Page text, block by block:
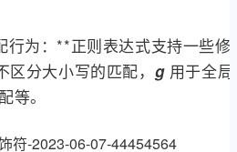
行为：**正则表达式支持一些修
分大小写的匹配， g用于全局
等。